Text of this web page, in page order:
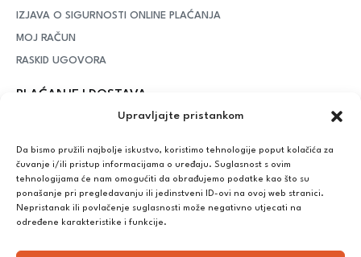
Upravljajte pristankom
Da bismo pružili najbolje iskustvo, koristimo tehnologije poput kolačića za
čuvanje i/ili pristup informacijama o uređaju. Suglasnost s ovim
tehnologijama će nam omogućiti da obrađujemo podatke kao što su
ponašanje pri pregledavanju ili jedinstveni ID-ovi na ovoj web stranici.
Nepristanak ili povlačenje suglasnosti može negativno utjecati na
određene karakteristike i funkcije.
IZJAVA O SIGURNOSTI ONLINE PLAĆANJA
MOJ RAČUN
RASKID UGOVORA
PLAĆANJE I DOSTAVA
– iznad potrošenih 55 eura dostava je
Plaćanje:
Bankovna transakcija, plaćanje prilikom preuzimanja, CorvusPay